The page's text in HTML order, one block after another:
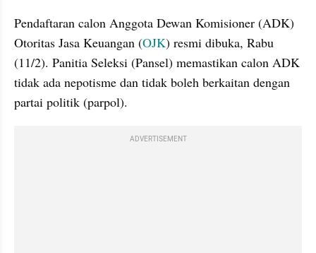
Pendaftaran calon Anggota Dewan Komisioner (ADK)
Otoritas Jasa Keuangan (OJK) resmi dibuka, Rabu
(11/2). Panitia Seleksi (Pansel) memastikan calon ADK
tidak ada nepotisme dan tidak boleh berkaitan dengan
partai politik (parpol).
ADVERTISEMENT